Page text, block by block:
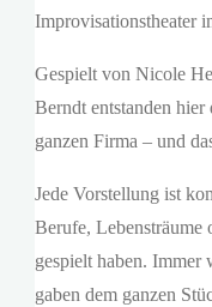
Improvisationstheater
Gespielt von Nicole
Berndt entstanden
ganzen Firma – und
Jede Vorstellung ist
Berufe, Lebensträume
gespielt haben. Immer
gaben dem ganzen